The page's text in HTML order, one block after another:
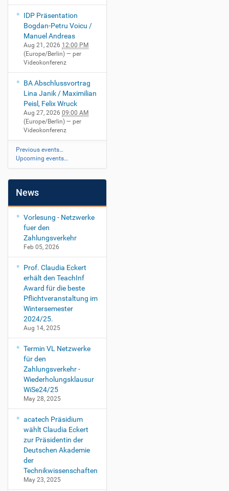
IDP Präsentation
Bogdan-Petru Voicu /
Manuel Andreas
Aug 21, 2026 12:00 PM
(Europe/Berlin) — per
Videokonferenz
BA Abschlussvortrag
Lina Janik / Maximilian
Peisl, Felix Wruck
Aug 27, 2026 09:00 AM
(Europe/Berlin) — per
Videokonferenz
Previous events…
Upcoming events…
News
Vorlesung - Netzwerke
fuer den
Zahlungsverkehr
Feb 05, 2026
Prof. Claudia Eckert
erhält den TeachInf
Award für die beste
Pflichtveranstaltung im
Wintersemester
2024/25.
Aug 14, 2025
Termin VL Netzwerke
für den
Zahlungsverkehr -
Wiederholungsklausur
WiSe24/25
May 28, 2025
acatech Präsidium
wählt Claudia Eckert
zur Präsidentin der
Deutschen Akademie
der
Technikwissenschaften
May 23, 2025